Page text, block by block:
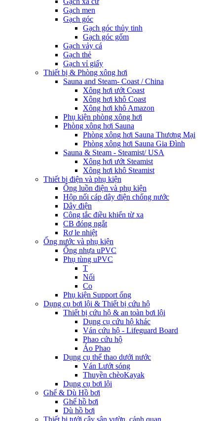
Gạch men
Gạch góc
Gạch góc thủy tinh
Gạch góc gốm
Gạch vảy cá
Gạch thẻ
Gạch vỉ giấy
Thiết bị & Phòng xông hơi
Sauna and Steam- Coast / China
Xông hơi ướt Coast
Xông hơi khô Coast
Xông hơi khô Amazon
Phụ kiện phòng xông hơi
Phòng xông hơi Sauna
Phòng xông hơi Sauna Thương Mại
Phòng xông hơi Sauna Gia Đình
Sauna & Steam - Steamist/ USA
Xông hơi ướt Steamist
Xông hơi khô Steamist
Thiết bị điện và phụ kiện
Ống luồn điện và phụ kiện
Hộp nối cáp dây điện chống nước
Dây điện
Công tắc điều khiển từ xa
CB đóng ngắt
Rơ le nhiệt
Ống nước và phụ kiện
Ống nhựa uPVC
Phụ tùng uPVC
T
Nối
Co
Phụ kiện Support ống
Dụng cụ bơi lội & Thiết bị cứu hộ
Thiết bị cứu hộ & an toàn bơi lội
Dụng cụ cứu hộ khác
Ván cứu hộ - Lifeguard Board
Phao cứu hộ
Áo Phao
Dụng cụ thể thao dưới nước
Ván Lướt sóng
Thuyền chèoKayak
Dụng cụ bơi lội
Ghế & Dù Hồ bơi
Ghế hồ bơi
Dù hồ bơi
Thiết bị tưới cây sân vườn, cảnh quan